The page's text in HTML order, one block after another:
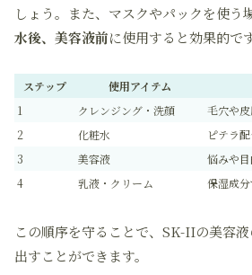
しょう。また、マスクやパックを使う
水後、美容液前に使用すると効果的です
ステップ 使用アイテム
1
クレンジング・洗顔
毛穴や
2
化粧水
ピテラ
3
美容液
悩みや
4
乳液・クリーム 保湿成
この順序を守ることで、SK-IIの美容
出すことができます。